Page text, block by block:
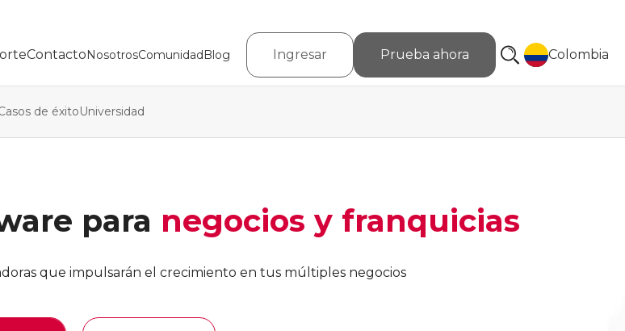
ContactoNosotrosComunidadBlog Ingresar Prueba ahora Colombia
de éxitoUniversidad
para negocios y franquicias
que impulsarán el crecimiento en tus múltiples negocios